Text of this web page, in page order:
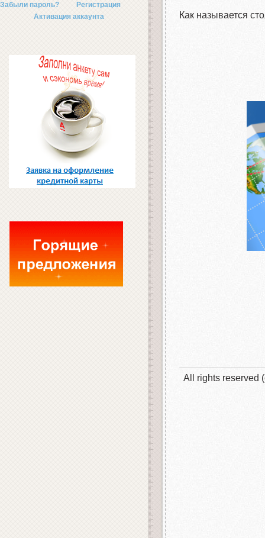
Забыли пароль?
Регистрация
Активация аккаунта
Как называется
All rights reserved